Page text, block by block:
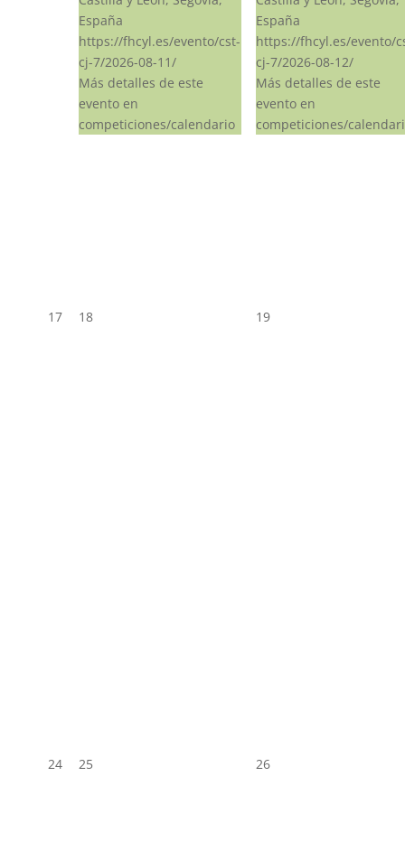
España
https://fhcyl.es/evento/cst-
cj-7/2026-08-11/
Más detalles de este
evento en
competiciones/calendario
España
https://fhcyl.es/evento/
cj-7/2026-08-12/
Más detalles de este
evento en
competiciones/
17 18 19
24 25 26